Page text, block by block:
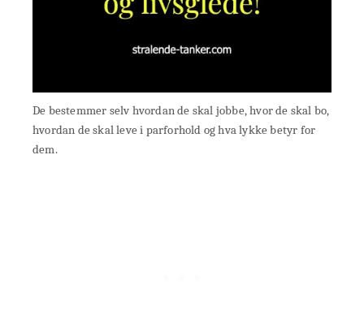
De bestemmer selv hvordan de skal jobbe, hvor de skal bo,
hvordan de skal leve i parforhold og hva lykke betyr for
dem.